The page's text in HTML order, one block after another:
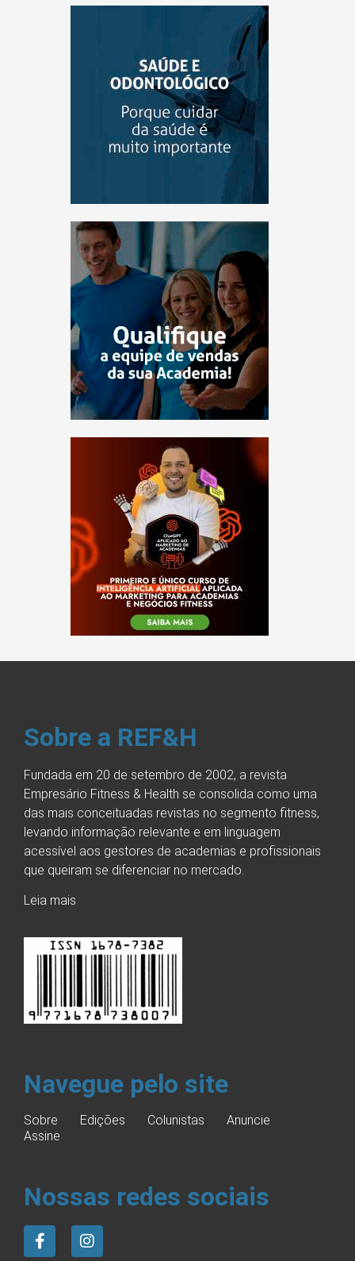
Sobre a REF&H
Fundada em 20 de setembro de 2002, a revista
Empresário Fitness & Health se consolida como uma
das mais conceituadas revistas no segmento fitness,
levando informação relevante e em linguagem
acessível aos gestores de academias e profissionais
que queiram se diferenciar no mercado.
Leia mais
Navegue pelo site
Sobre Edições Colunistas
Anuncie
Assine
Nossas redes sociais